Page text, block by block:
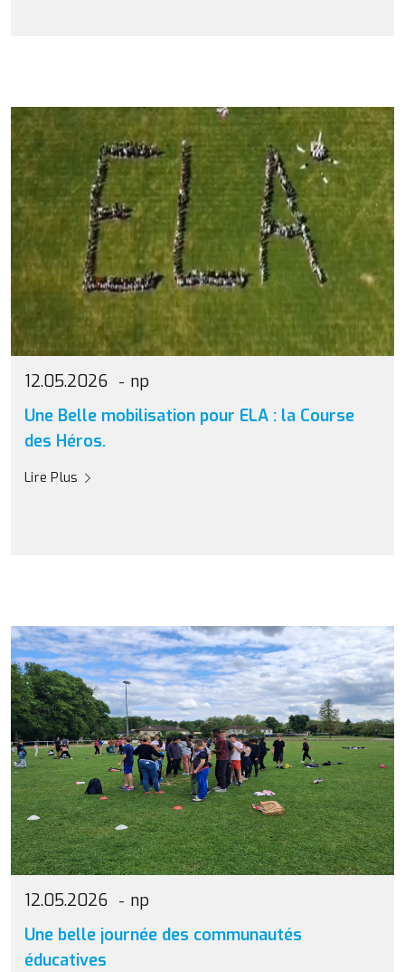
12.05.2026
np
Une Belle mobilisation pour ELA : la Course
des Héros.
Lire Plus
12.05.2026
np
Une belle journée des communautés
éducatives